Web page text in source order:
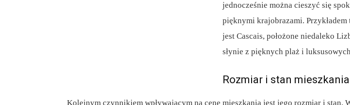
jednocześnie można cieszyć się
pięknymi krajobrazami.
jest Cascais, położone niedaleko
słynie z pięknych plaż i
Rozmiar i stan mieszkania
Kolejnym czynnikiem wpływającym na cenę mieszkania jest jego rozmiar i stan.